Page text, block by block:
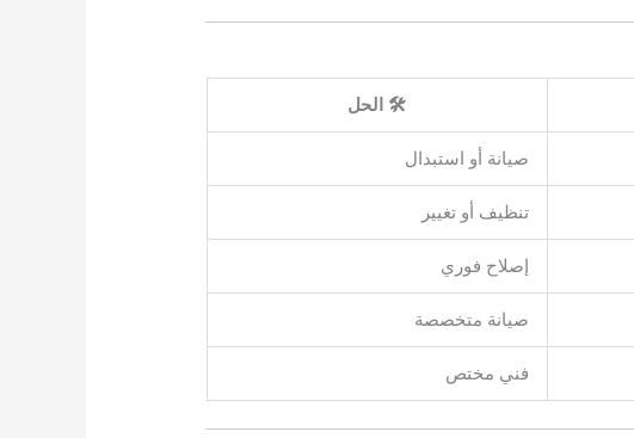
🛠 الحل
صيانة أو استبدال
تنظيف أو تغيير
إصلاح فوري
صيانة متخصصة
فني مختص